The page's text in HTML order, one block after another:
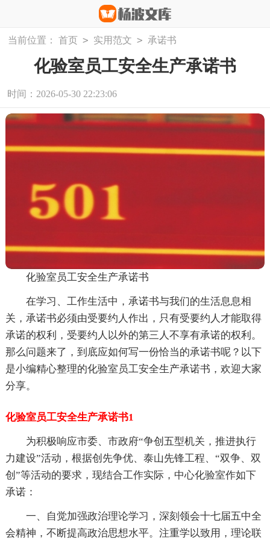
当前位置： 首页 > 实用范文 > 承诺书
化验室员工安全生产承诺书
时间：2026-05-30 22:23:06
化验室员工安全生产承诺书
在学习、工作生活中，承诺书与我们的生活息息相
关，承诺书必须由受要约人作出，只有受要约人才能取得
承诺的权利，受要约人以外的第三人不享有承诺的权利。
那么问题来了，到底应如何写一份恰当的承诺书呢？以下
是小编精心整理的化验室员工安全生产承诺书，欢迎大家
分享。
化验室员工安全生产承诺书1
为积极响应市委、市政府“争创五型机关，推进执行
力建设”活动，根据创先争优、泰山先锋工程、“双争、双
创”等活动的要求，现结合工作实际，中心化验室作如下
承诺：
一、自觉加强政治理论学习，深刻领会十七届五中全
会精神，不断提高政治思想水平。注重学以致用，理论联